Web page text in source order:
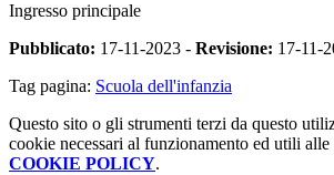
Ingresso principale
Pubblicato: 17-11-2023 - Revisione: 17-11-
Tag pagina: Scuola dell'infanzia
Questo sito o gli strumenti terzi da questo
cookie necessari al funzionamento ed utili
COOKIE POLICY.